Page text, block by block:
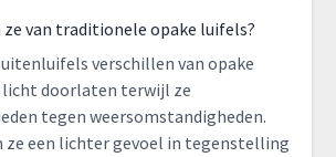
ze van traditionele opake luifels?
verschillen van opake
licht doorlaten terwijl ze
tegen weersomstandigheden.
ze een lichter gevoel in tegenstelling